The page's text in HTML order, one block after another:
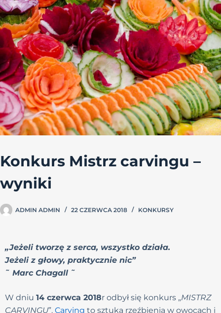
Konkurs Mistrz carvingu –
wyniki
ADMIN ADMIN 22 CZERWCA 2018 KONKURSY
„Jeżeli tworzę z serca, wszystko działa.
Jeżeli z głowy, praktycznie nic”
˜ Marc Chagall ˜
W dniu 14 czerwca 2018r odbył się konkurs „MISTRZ
CARVINGU”. Carving to sztuka rzeźbienia w owocach i